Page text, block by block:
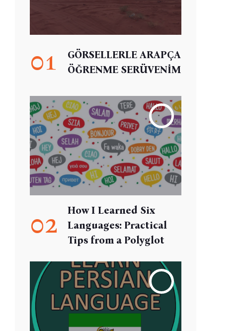
01
GÖRSELLERLE ARAPÇA
ÖĞRENME SERÜVENİM
02
How I Learned Six
Languages: Practical
Tips from a Polyglot